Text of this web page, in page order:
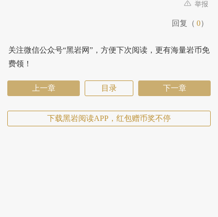
举报
回复（ 0）
关注微信公众号“黑岩网”，方便下次阅读，更有海量岩币免
费领！
上一章 目录 下一章
下载黑岩阅读APP，红包赠币奖不停